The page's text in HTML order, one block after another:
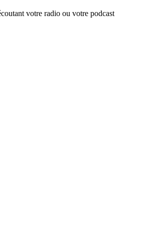
votre radio ou votre podcast